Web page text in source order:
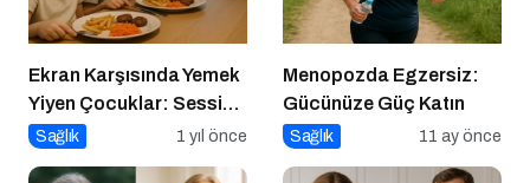
Ekran Karşısında Yemek
Yiyen Çocuklar: Sessiz
Tehlike
Sağlık 1 yıl önce
Menopozda Egzersiz:
Gücünüze Güç Katın
Sağlık 11 ay önce